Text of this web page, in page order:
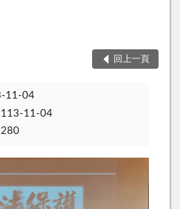
回上一頁
11-04
113-11-04